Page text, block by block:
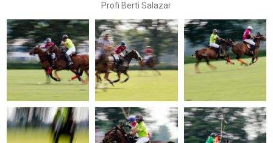
Profi Berti Salazar